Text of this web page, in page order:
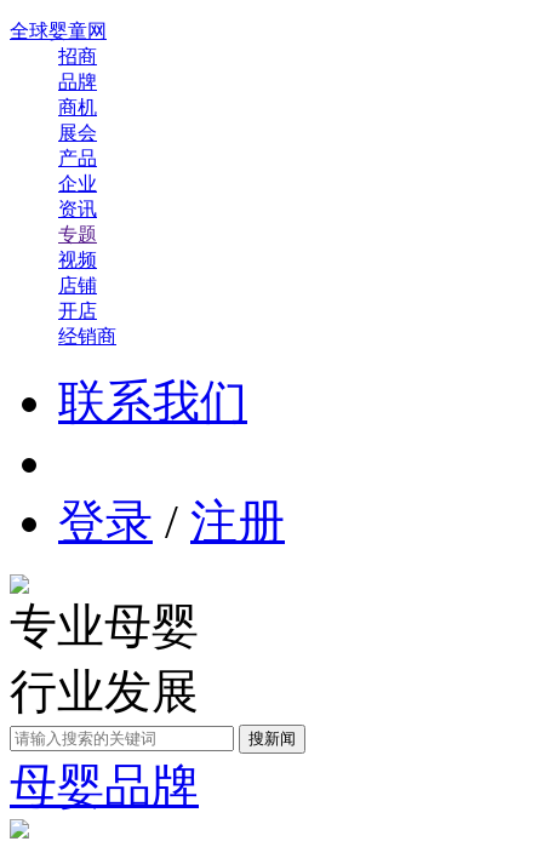
全球婴童网
招商
品牌
商机
展会
产品
企业
资讯
专题
视频
店铺
开店
经销商
联系我们
登录 / 注册
专业母婴
行业发展
母婴品牌